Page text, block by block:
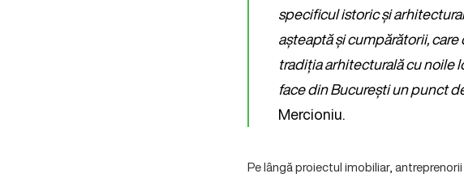
specificul istoric și
așteaptă și cumpărătorii,
tradiția arhitecturală cu noile
face din București un punct
Mercioniu.
Pe lângă proiectul imobiliar,